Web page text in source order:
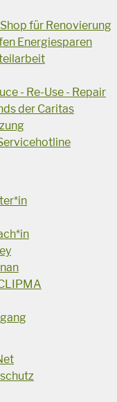
für Renovierung
Energiesparen
- Re-Use - Repair
der Caritas